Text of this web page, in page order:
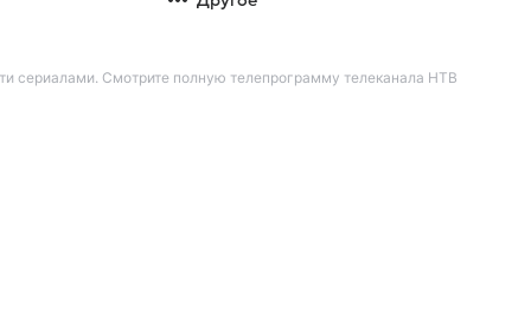
сериалами. Смотрите полную телепрограмму телеканала НТВ